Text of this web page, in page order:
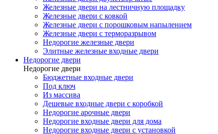
Железные двери на лестничную площадку
Железные двери с ковкой
Железные двери с порошковым напылением
Железные двери с терморазрывом
Недорогие железные двери
Элитные железные входные двери
Недорогие двери
Недорогие двери
Бюджетные входные двери
Под ключ
Из массива
Дешевые входные двери с коробкой
Недорогие арочные двери
Недорогие входные двери для дома
Недорогие входные двери с установкой